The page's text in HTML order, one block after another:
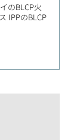
のBLCP火
IPPのBLCP